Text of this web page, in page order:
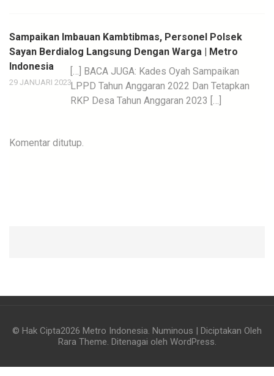
Sampaikan Imbauan Kambtibmas, Personel Polsek
Sayan Berdialog Langsung Dengan Warga | Metro
Indonesia
29 JANUARI 2023
[…] BACA JUGA: Kades Oyah Sampaikan
LPPD Tahun Anggaran 2022 Dan Tetapkan
RKP Desa Tahun Anggaran 2023 […]
Komentar ditutup.
© Hak Cipta2026 Metro Indonesia Numinous | Diciptakan Oleh
Rara Theme . Ditenagai oleh WordPress